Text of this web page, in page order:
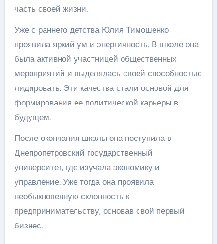
часть своей жизни.
Уже с раннего детства Юлия Тимошенко
проявила яркий ум и энергичность. В школе она
была активной участницей общественных
мероприятий и выделялась своей способностью
лидировать. Эти качества стали основой для
формирования ее политической карьеры в
будущем.
После окончания школы она поступила в
Днепропетровский государственный
университет, где изучала экономику и
управление. Уже тогда она проявила
необыкновенную склонность к
предпринимательству, основав свой первый
бизнес.